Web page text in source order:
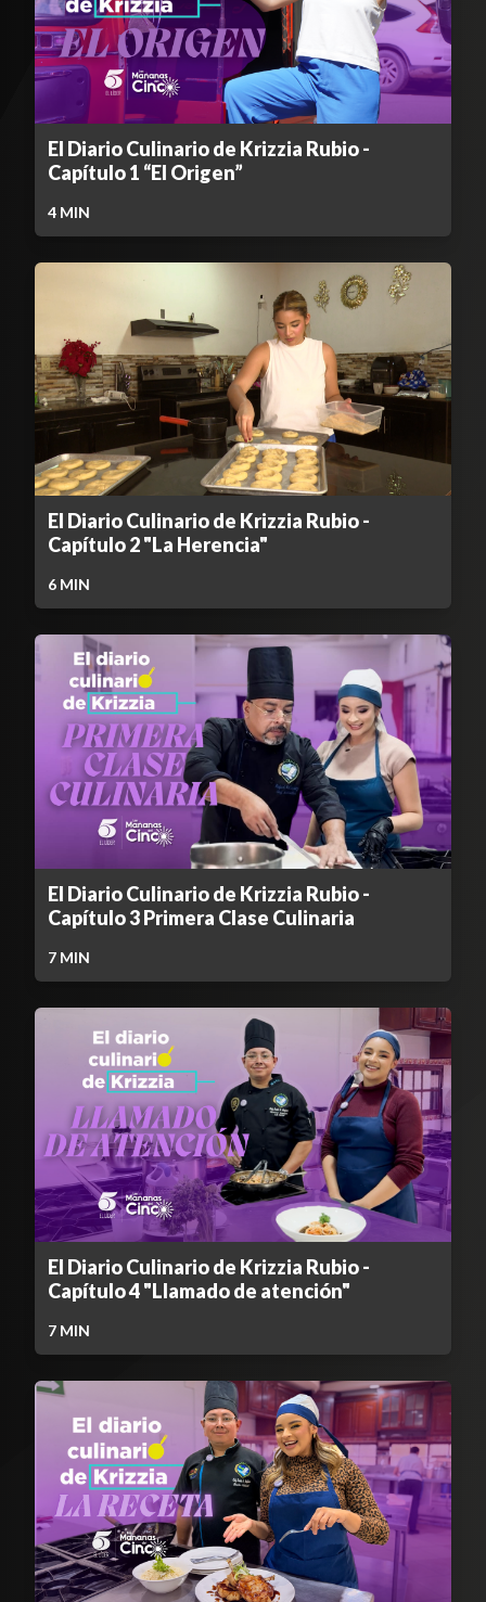
El Diario Culinario de Krizzia Rubio -
Capítulo 1 “El Origen”
4 MIN
El Diario Culinario de Krizzia Rubio -
Capítulo 2 "La Herencia"
6 MIN
El Diario Culinario de Krizzia Rubio -
Capítulo 3 Primera Clase Culinaria
7 MIN
El Diario Culinario de Krizzia Rubio -
Capítulo 4 "Llamado de atención"
7 MIN